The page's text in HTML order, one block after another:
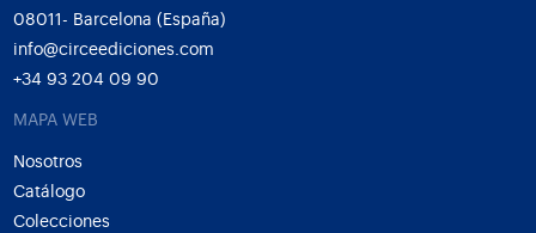
08011- Barcelona (España)
info@circeediciones.com
+34 93 204 09 90
MAPA WEB
Nosotros
Catálogo
Colecciones